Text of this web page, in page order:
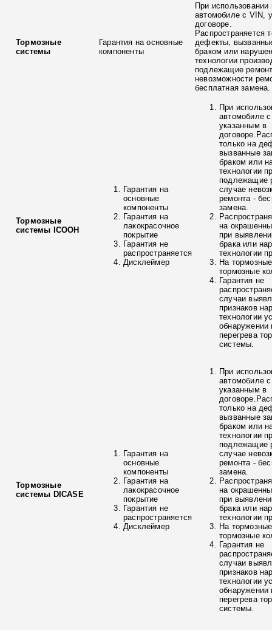
Тормозные
системы
Гарантия на основные
компоненты
При использовании
автомобиле с VIN,
договоре.
Распространяется
дефекты,
браком или
технологии
подлежащие
невозможности
бесплатная замена.
Тормозные
системы ICOOH
Гарантия на
основные
компоненты
Гарантия на
лакокрасочное
покрытие
Гарантия не
распространяется
Дисклеймер
При
автомобиле
указанным в
только на
вызванные
браком или
технологии
подлежащие
случае
ремонта -
замена.
на
при
брака или
технологии
На
тормозные
Гарантия не
случаи
признаков
технологии
обнаружении
перегрева
системы.
Тормозные
системы DICASE
Гарантия на
основные
компоненты
Гарантия на
лакокрасочное
покрытие
Гарантия не
распространяется
Дисклеймер
При
автомобиле
указанным в
только на
вызванные
браком или
технологии
подлежащие
случае
ремонта -
замена.
на
при
брака или
технологии
На
тормозные
Гарантия не
случаи
признаков
технологии
обнаружении
перегрева
системы.